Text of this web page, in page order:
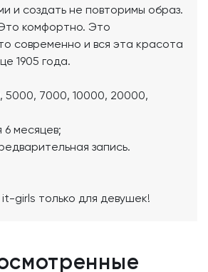
и создать не повторимы образ.
комфортно. Это
современно и вся эта красота
1905 года.
5000, 7000, 10000, 20000,
6 месяцев;
запись.
girls только для девушек!